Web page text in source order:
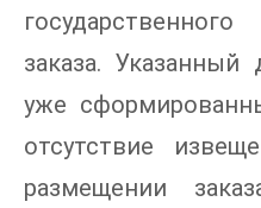
заказа.
уже
отсутствие
размещении